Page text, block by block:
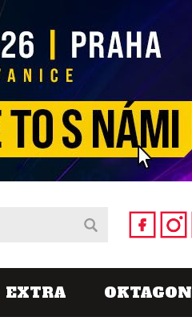
EXTRA OKTAGON